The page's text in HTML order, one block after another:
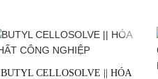
BUTYL CELLOSOLVE || HÓA